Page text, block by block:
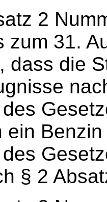
2
zum 31.
dass die
ein
§ 2